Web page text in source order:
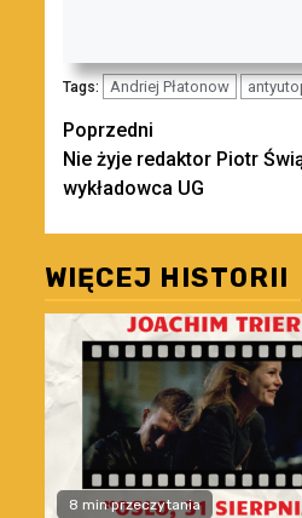
Tags: Andriej Płatonow
Zobacz
wpisy
Poprzedni
Nie żyje redaktor Piotr
wykładowca UG
WIĘCEJ HISTORII
8 min przeczytania